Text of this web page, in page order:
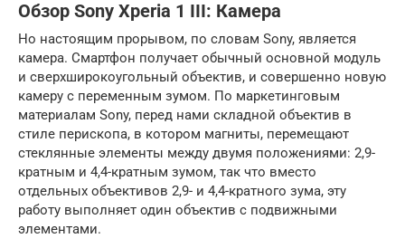
Обзор Sony Xperia 1 III: Камера
Но настоящим прорывом, по словам Sony, является
камера. Смартфон получает обычный основной модуль
и сверхширокоугольный объектив, и совершенно новую
камеру с переменным зумом. По маркетинговым
материалам Sony, перед нами складной объектив в
стиле перископа, в котором магниты, перемещают
стеклянные элементы между двумя положениями: 2,9-
кратным и 4,4-кратным зумом, так что вместо
отдельных объективов 2,9- и 4,4-кратного зума, эту
работу выполняет один объектив с подвижными
элементами.